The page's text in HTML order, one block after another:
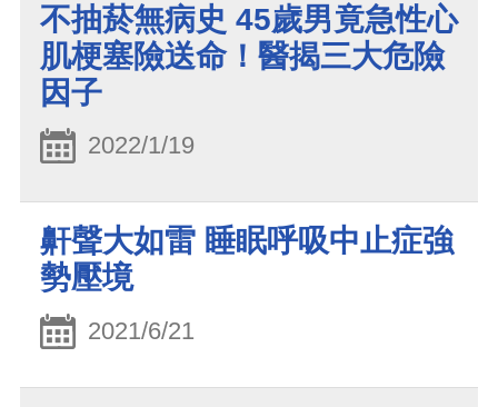
不抽菸無病史 45歲男竟急性心
肌梗塞險送命！醫揭三大危險
因子
2022/1/19
鼾聲大如雷 睡眠呼吸中止症強
勢壓境
2021/6/21